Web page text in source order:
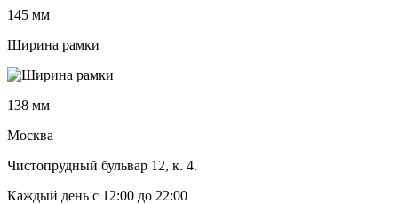
145 мм
Ширина рамки
138 мм
Москва
Чистопрудный бульвар 12, к. 4.
Каждый день c 12:00 до 22:00